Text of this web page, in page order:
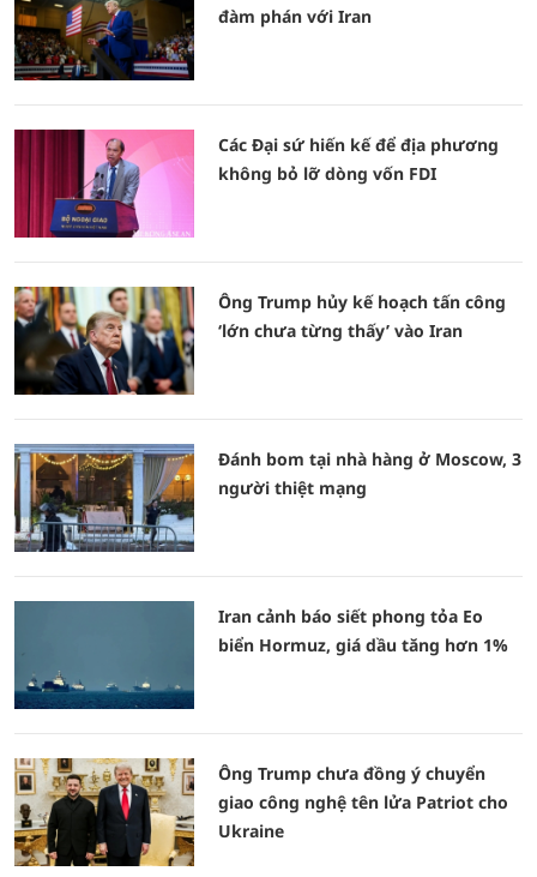
đàm phán với Iran
Các Đại sứ hiến kế để địa phương
không bỏ lỡ dòng vốn FDI
Ông Trump hủy kế hoạch tấn công
‘lớn chưa từng thấy’ vào Iran
Đánh bom tại nhà hàng ở Moscow, 3
người thiệt mạng
Iran cảnh báo siết phong tỏa Eo
biển Hormuz, giá dầu tăng hơn 1%
Ông Trump chưa đồng ý chuyển
giao công nghệ tên lửa Patriot cho
Ukraine